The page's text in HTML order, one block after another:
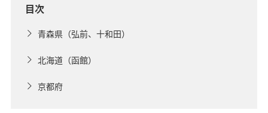
目次
青森県（弘前、十和田）
北海道（函館）
京都府